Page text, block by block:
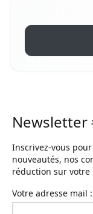
Newsletter
Inscrivez-vous
nouveautés, nos
réduction sur votre
Votre adresse mail :